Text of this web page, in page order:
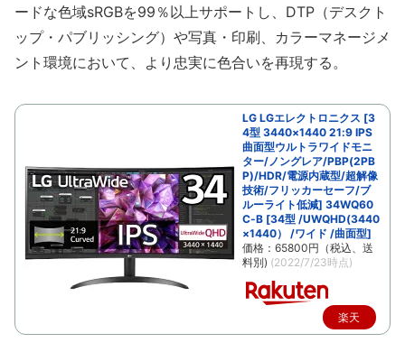
ードな色域sRGBを99％以上サポートし、DTP（デスクト
ップ・パブリッシング）や写真・印刷、カラーマネージメ
ント環境において、より忠実に色合いを再現する。
LG LGエレクトロニクス [3
4型 3440×1440 21:9 IPS
曲面型ウルトラワイドモニ
ター/ノングレア/PBP(2PB
P)/HDR/電源内蔵型/超解像
技術/フリッカーセーフ/ブ
ルーライト低減] 34WQ60
C-B [34型 /UWQHD(3440
×1440） /ワイド /曲面型]
価格：65800円（税込、送
料別) (2022/7/23時点)
楽天